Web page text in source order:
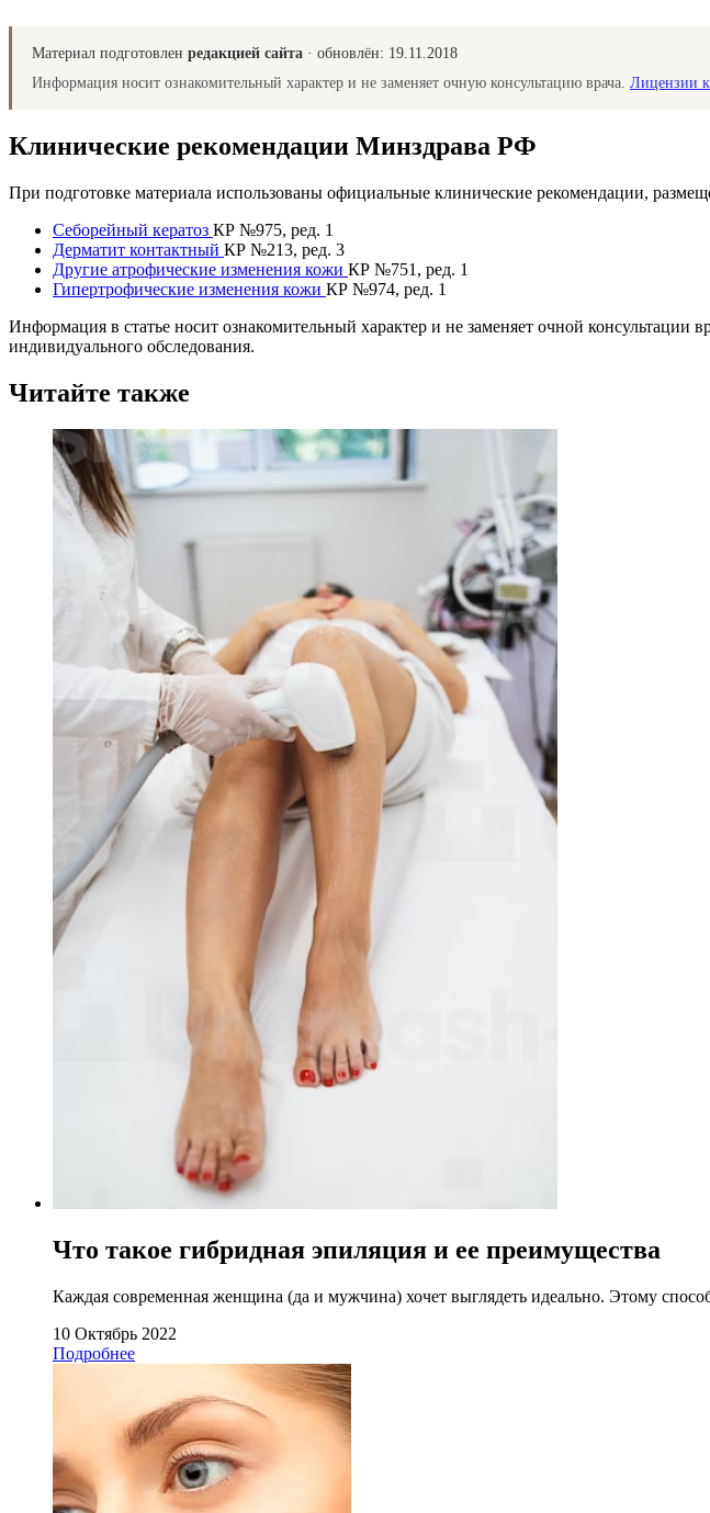
Материал подготовлен редакцией сайта · обновлён: 19.11.2018
Информация носит ознакомительный характер и не заменяет очную консультацию врача. Лицензии
Клинические рекомендации Минздрава РФ
При подготовке материала использованы официальные клинические рекомендации,
Себорейный кератоз КР №975, ред. 1
Дерматит контактный КР №213, ред. 3
Другие атрофические изменения кожи КР №751, ред. 1
Гипертрофические изменения кожи КР №974, ред. 1
Информация в статье носит ознакомительный характер и не заменяет очной
индивидуального обследования.
Читайте также
Что такое гибридная эпиляция и ее преимущества
Каждая современная женщина (да и мужчина) хочет выглядеть идеально. Этому
10 Октябрь 2022
Подробнее